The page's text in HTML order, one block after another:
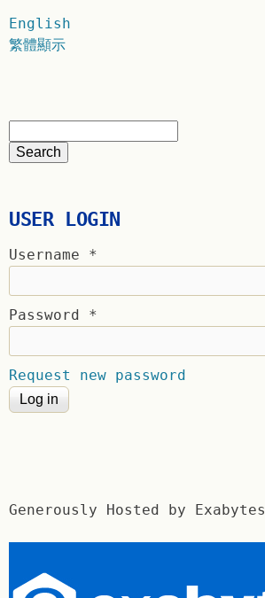
English
繁體顯示
USER LOGIN
Username *
Password *
Request new password
Generously Hosted by Exabytes